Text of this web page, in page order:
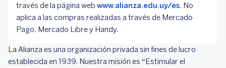
través de la página web www.alianza.edu.uy/es. No
aplica a las compras realizadas a través de Mercado
Pago, Mercado Libre y Handy.
La Alianza es una organización privada sin fines de lucro
establecida en 1939. Nuestra misión es “Estimular el